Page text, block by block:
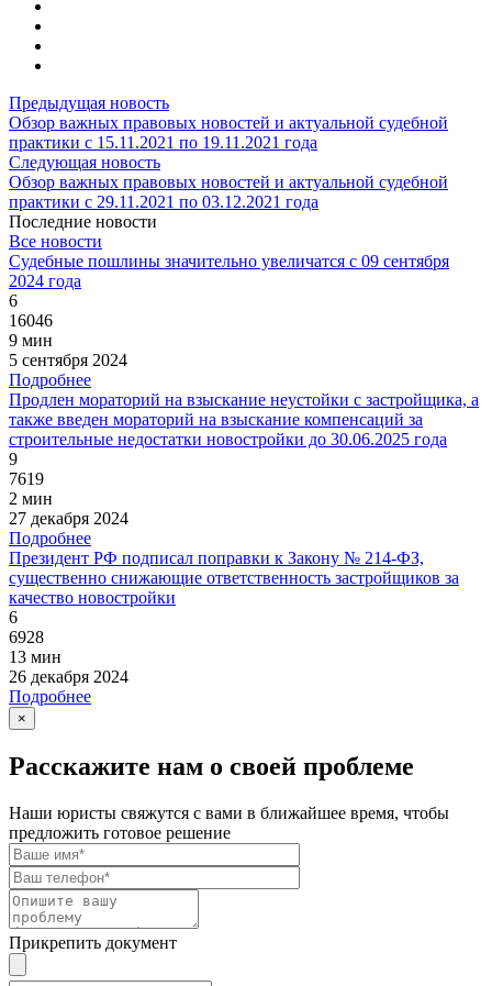
Предыдущая новость
Обзор важных правовых новостей и актуальной судебной
практики с 15.11.2021 по 19.11.2021 года
Следующая новость
Обзор важных правовых новостей и актуальной судебной
практики с 29.11.2021 по 03.12.2021 года
Последние новости
Все новости
Судебные пошлины значительно увеличатся с 09 сентября
2024 года
6
16046
9 мин
5 сентября 2024
Подробнее
Продлен мораторий на взыскание неустойки с застройщика, а
также введен мораторий на взыскание компенсаций за
строительные недостатки новостройки до 30.06.2025 года
9
7619
2 мин
27 декабря 2024
Подробнее
Президент РФ подписал поправки к Закону № 214-ФЗ,
существенно снижающие ответственность застройщиков за
качество новостройки
6
6928
13 мин
26 декабря 2024
Подробнее
×
Расскажите нам о своей проблеме
Наши юристы свяжутся с вами в ближайшее время, чтобы
предложить готовое решение
Прикрепить документ